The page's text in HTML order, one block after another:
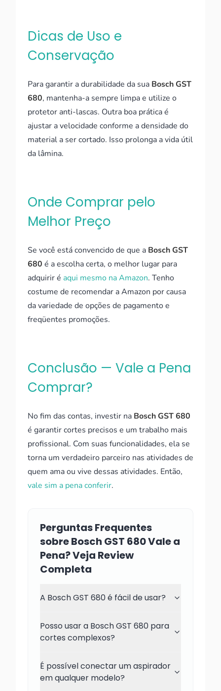
Dicas de Uso e
Conservação
Para garantir a durabilidade da sua Bosch GST
680, mantenha-a sempre limpa e utilize o
protetor anti-lascas. Outra boa prática é
ajustar a velocidade conforme a densidade do
material a ser cortado. Isso prolonga a vida útil
da lâmina.
Onde Comprar pelo
Melhor Preço
Se você está convencido de que a Bosch GST
680 é a escolha certa, o melhor lugar para
adquirir é aqui mesmo na Amazon. Tenho
costume de recomendar a Amazon por causa
da variedade de opções de pagamento e
freqüentes promoções.
Conclusão — Vale a Pena
Comprar?
No fim das contas, investir na Bosch GST 680
é garantir cortes precisos e um trabalho mais
profissional. Com suas funcionalidades, ela se
torna um verdadeiro parceiro nas atividades de
quem ama ou vive dessas atividades. Então,
vale sim a pena conferir.
Perguntas Frequentes
sobre Bosch GST 680 Vale a
Pena? Veja Review
Completa
A Bosch GST 680 é fácil de usar?
Posso usar a Bosch GST 680 para
cortes complexos?
É possível conectar um aspirador
em qualquer modelo?